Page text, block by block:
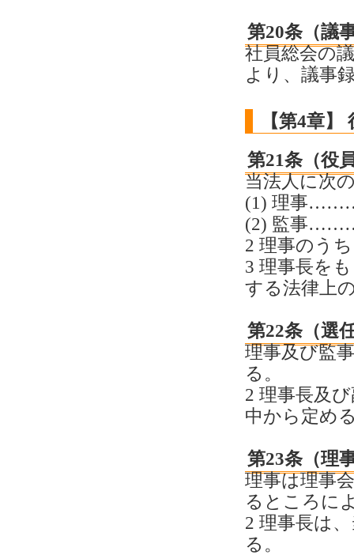
第20条（議
社員総会の
より、議事
【第4章】
第21条（役
当法人に次
(1) 理事
(2) 監事
2 理事のう
3 理事長を
する法律上
第22条（選
理事及び監
る。
2 理事長及
中から定め
第23条（理
理事は理事
るところに
2 理事長は
る。